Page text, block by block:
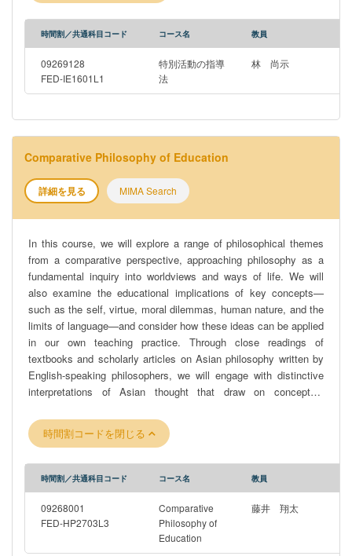
時間割／共通科目コード コース名 教員
09269128
FED-IE1601L1
特別活動の指導
法
林 尚示
Comparative Philosophy of Education
詳細を見る MIMA Search
In this course, we will explore a range of philosophical themes
from a comparative perspective, approaching philosophy as a
fundamental inquiry into worldviews and ways of life. We will
also examine the educational implications of key concepts—
such as the self, virtue, moral dilemmas, human nature, and the
limits of language—and consider how these ideas can be applied
in our own teaching practice. Through close readings of
textbooks and scholarly articles on Asian philosophy written by
English-speaking philosophers, we will engage with distinctive
interpretations of Asian thought that draw on conceptual
discussing these comparative philosophical works, students are
expected to develop a rich and nuanced understanding of central
時間割コードを閉じる
時間割／共通科目コード コース名 教員
09268001
FED-HP2703L3
Comparative
Philosophy of
Education
藤井 翔太